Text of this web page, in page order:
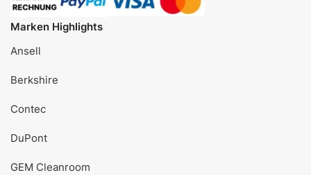
Marken Highlights
Ansell
Berkshire
Contec
DuPont
GEM Cleanroom